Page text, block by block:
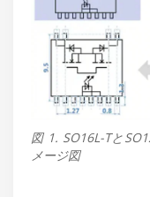
図 1. SO16L-Tと
メージ図